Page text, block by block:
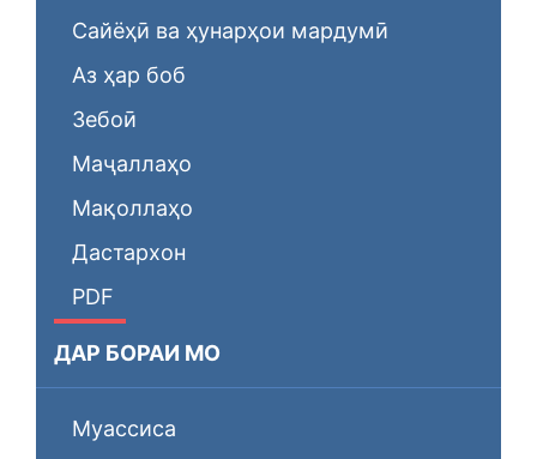
Сайёҳӣ ва ҳунарҳои мардумӣ
Аз ҳар боб
Зебоӣ
Маҷаллаҳо
Мақоллаҳо
Дастархон
PDF
ДАР БОРАИ МО
Муассиса